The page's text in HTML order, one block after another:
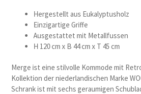
Hergestellt aus Eukalyptusholz
Einzigartige Griffe
Ausgestattet mit Metallfussen
H 120 cm x B 44 cm x T 45 cm
Merge ist eine stilvolle Kommode mit
Kollektion der niederlandischen Marke
Schrank ist mit sechs geraumigen